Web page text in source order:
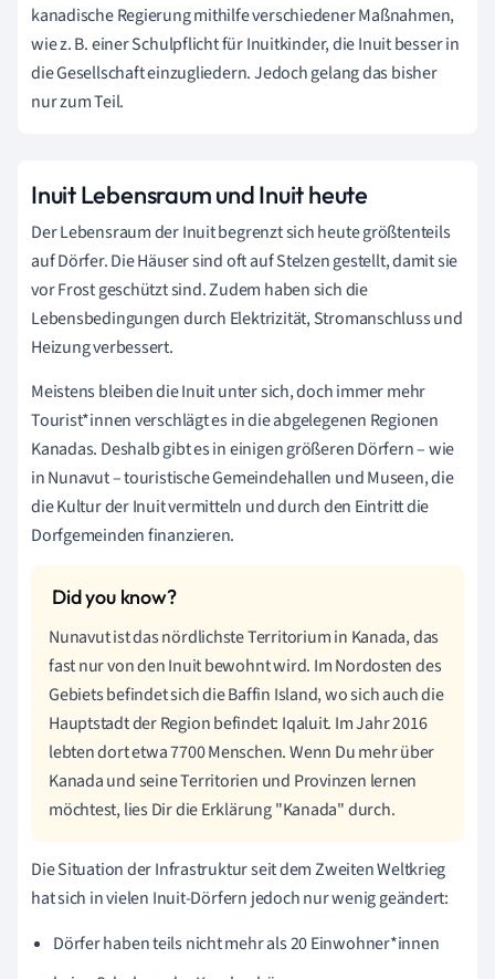
kanadische Regierung mithilfe verschiedener Maßnahmen,
wie z. B. einer Schulpflicht für Inuitkinder, die Inuit besser in
die Gesellschaft einzugliedern. Jedoch gelang das bisher
nur zum Teil.
Inuit Lebensraum und Inuit heute
Der Lebensraum der Inuit begrenzt sich heute größtenteils
auf Dörfer. Die Häuser sind oft auf Stelzen gestellt, damit sie
vor Frost geschützt sind. Zudem haben sich die
Lebensbedingungen durch Elektrizität, Stromanschluss und
Heizung verbessert.
Meistens bleiben die Inuit unter sich, doch immer mehr
Tourist*innen verschlägt es in die abgelegenen Regionen
Kanadas. Deshalb gibt es in einigen größeren Dörfern – wie
in Nunavut – touristische Gemeindehallen und Museen, die
die Kultur der Inuit vermitteln und durch den Eintritt die
Dorfgemeinden finanzieren.
Nunavut ist das nördlichste Territorium in Kanada, das
fast nur von den Inuit bewohnt wird. Im Nordosten des
Gebiets befindet sich die Baffin Island, wo sich auch die
Hauptstadt der Region befindet: Iqaluit. Im Jahr 2016
lebten dort etwa 7700 Menschen. Wenn Du mehr über
Kanada und seine Territorien und Provinzen lernen
möchtest, lies Dir die Erklärung "Kanada" durch.
Die Situation der Infrastruktur seit dem Zweiten Weltkrieg
hat sich in vielen Inuit-Dörfern jedoch nur wenig geändert:
Dörfer haben teils nicht mehr als 20 Einwohner*innen